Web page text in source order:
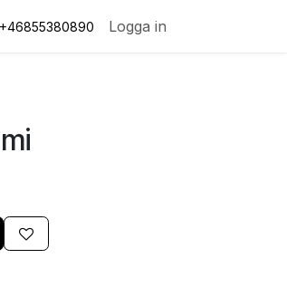
+46855380890 Logga in